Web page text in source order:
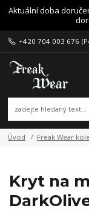
Aktuální doba
+420 704 003 676
Úvod Freak Wear
Kryt na